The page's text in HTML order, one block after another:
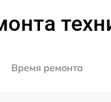
Время ремонта